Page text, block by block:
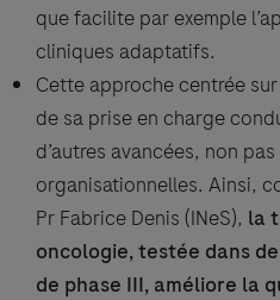
que facilite par exemple
cliniques adaptatifs.
Cette approche centrée
de sa prise en charge
d’autres avancées, non
organisationnelles. Ainsi,
Pr Fabrice Denis (INeS), la
oncologie, testée dans
de phase III, améliore la